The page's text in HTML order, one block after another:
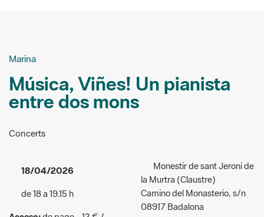
entre dos mons
Concerts
18/04/2026
Acceso:de pago - 12 € /
Menors d'edat: 10€
Público al que va dirigida la
08917 Badalona
Organizadores:
Associació
Hola Creador & Acec. Amb el